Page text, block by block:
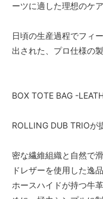
ーツに適した理想のケ
日頃の生産過程でフィ
出された、プロ仕様の
BOX TOTE BAG -
ROLLING DUB TRIOが
密な繊維組織と自然で
ドレザーを使用した逸品
ホースハイドが持つ牛